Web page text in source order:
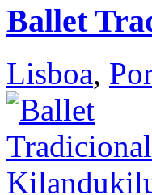
Ballet
Lisboa,